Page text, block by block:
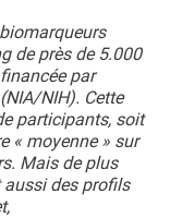
de près de 5.000
par
NIH). Cette
participants, soit
« moyenne » sur
Mais de plus
aussi des profils